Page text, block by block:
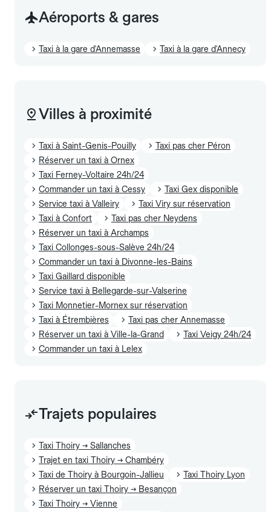
Aéroports & gares
Taxi à la gare d'Annemasse Taxi à la gare d'Annecy
Villes à proximité
Taxi à Saint-Genis-Pouilly
Taxi pas cher Péron
Réserver un taxi à Ornex
Taxi Ferney-Voltaire 24h/24
Commander un taxi à Cessy
Taxi Gex disponible
Service taxi à Valleiry
Taxi Viry sur réservation
Taxi à Confort
Taxi pas cher Neydens
Réserver un taxi à Archamps
Taxi Collonges-sous-Salève 24h/24
Commander un taxi à Divonne-les-Bains
Taxi Gaillard disponible
Service taxi à Bellegarde-sur-Valserine
Taxi Monnetier-Mornex sur réservation
Taxi à Étrembières
Taxi pas cher Annemasse
Réserver un taxi à Ville-la-Grand
Taxi Veigy 24h/24
Commander un taxi à Lelex
Trajets populaires
Taxi Thoiry → Sallanches
Trajet en taxi Thoiry → Chambéry
Taxi de Thoiry à Bourgoin-Jallieu
Taxi Thoiry Lyon
Réserver un taxi Thoiry → Besançon
Taxi Thoiry → Vienne